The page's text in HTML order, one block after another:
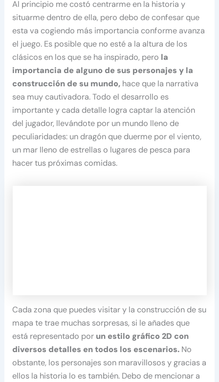
Al principio me costó centrarme en la historia y
situarme dentro de ella, pero debo de confesar que
esta va cogiendo más importancia conforme avanza
el juego. Es posible que no esté a la altura de los
clásicos en los que se ha inspirado, pero la
importancia de alguno de sus personajes y la
construcción de su mundo, hace que la narrativa
sea muy cautivadora. Todo el desarrollo es
importante y cada detalle logra captar la atención
del jugador, llevándote por un mundo lleno de
peculiaridades: un dragón que duerme por el viento,
un mar lleno de estrellas o lugares de pesca para
hacer tus próximas comidas.
Cada zona que puedes visitar y la construcción de su
mapa te trae muchas sorpresas, si le añades que
está representado por un estilo gráfico 2D con
diversos detalles en todos los escenarios. No
obstante, los personajes son maravillosos y gracias a
ellos la historia lo es también. Debo de mencionar a